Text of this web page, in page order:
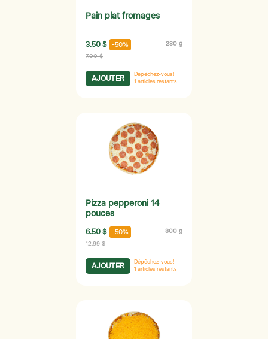
Pain plat fromages
3.50 $ -50% 230 g
7.00 $
AJOUTER
Dépêchez-vous!
1 articles restants
Pizza pepperoni 14
pouces
6.50 $ -50% 800 g
12.99 $
AJOUTER
Dépêchez-vous!
1 articles restants